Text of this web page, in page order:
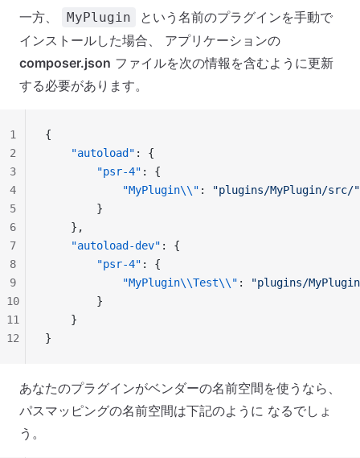
一方、 MyPlugin
という名前のプラグインを手動で
インストールした場合、 アプリケーションの
composer.json ファイルを次の情報を含むように更新
する必要があります。
{
    "autoload"
: {
        "psr-4"
: {
            "MyPlugin\\"
:
"plugins/MyPlugin/src/"
        }
    },
    "autoload-dev"
: {
        "psr-4"
: {
            "MyPlugin\\Test\\"
:
"plugins/
        }
    }
}
1
2
3
4
5
6
7
8
9
10
11
12
あなたのプラグインがベンダーの名前空間を使うなら、
パスマッピングの名前空間は下記のように なるでしょ
う。